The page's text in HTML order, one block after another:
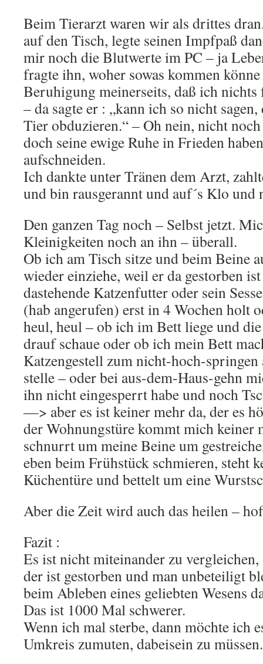
Beim Tierarzt waren wir als drittes
auf den Tisch, legte seinen Impfpaß
mir noch die Blutwerte im PC – ja
fragte ihn, woher sowas kommen
Beruhigung meinerseits, daß ich nichts
– da sagte er : „kann ich so nicht
Tier obduzieren.“ – Oh nein, nicht
doch seine ewige Ruhe in Frieden
aufschneiden.
Ich dankte unter Tränen dem Arzt,
und bin rausgerannt und auf´s Klo und
Den ganzen Tag noch – Selbst jetzt.
Kleinigkeiten noch an ihn – überall.
Ob ich am Tisch sitze und beim Beine
wieder einziehe, weil er da gestorben
dastehende Katzenfutter oder sein
(hab angerufen) erst in 4 Wochen holt
heul, heul – ob ich im Bett liege und
drauf schaue oder ob ich mein Bett
Katzengestell zum nicht-hoch-
stelle – oder bei aus-dem-Haus-gehn
ihn nicht eingesperrt habe und noch
—> aber es ist keiner mehr da, der es
der Wohnungstüre kommt mich keiner
schnurrt um meine Beine um
eben beim Frühstück schmieren, steht
Küchentüre und bettelt um eine
Aber die Zeit wird auch das heilen –
Fazit :
Es ist nicht miteinander zu
der ist gestorben und man unbeteiligt
beim Ableben eines geliebten Wesens
Das ist 1000 Mal schwerer.
Wenn ich mal sterbe, dann möchte ich
Umkreis zumuten, dabeisein zu müssen.